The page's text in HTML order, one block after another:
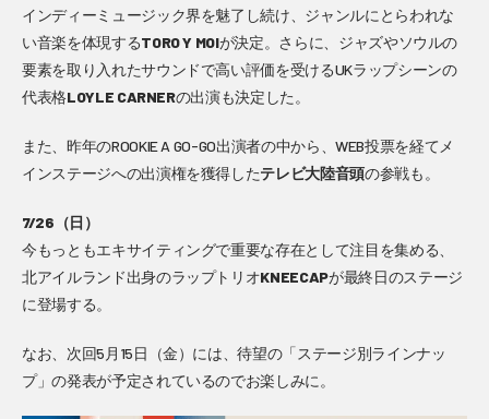
インディーミュージック界を魅了し続け、ジャンルにとらわれな
い音楽を体現するTORO Y MOIが決定。さらに、ジャズやソウルの
要素を取り入れたサウンドで高い評価を受けるUKラップシーンの
代表格LOYLE CARNERの出演も決定した。
また、昨年のROOKIE A GO-GO出演者の中から、WEB投票を経てメ
インステージへの出演権を獲得したテレビ大陸音頭の参戦も。
7/26（日）
今もっともエキサイティングで重要な存在として注目を集める、
北アイルランド出身のラップトリオKNEECAPが最終日のステージ
に登場する。
なお、次回5月15日（金）には、待望の「ステージ別ラインナッ
プ」の発表が予定されているのでお楽しみに。